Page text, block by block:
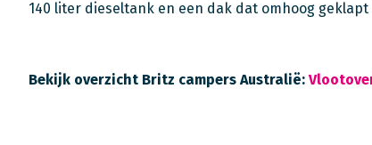
140 liter dieseltank en een dak dat omhoog
Bekijk overzicht Britz campers Australië: